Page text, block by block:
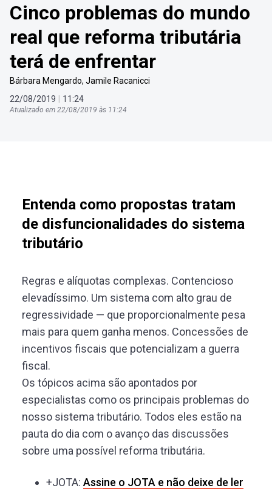
Cinco problemas do mundo
real que reforma tributária
terá de enfrentar
Bárbara Mengardo, Jamile Racanicci
22/08/2019 11 :24
Atualizado em 22/08/2019 às 11 :24
Entenda como propostas tratam
de disfuncionalidades do sistema
tributário
Regras e alíquotas complexas. Contencioso
elevadíssimo. Um sistema com alto grau de
regressividade — que proporcionalmente pesa
mais para quem ganha menos. Concessões de
incentivos fiscais que potencializam a guerra
fiscal.
Os tópicos acima são apontados por
especialistas como os principais problemas do
nosso sistema tributário. Todos eles estão na
pauta do dia com o avanço das discussões
sobre uma possível reforma tributária.
+JOTA: Assine o JOTA e não deixe de ler